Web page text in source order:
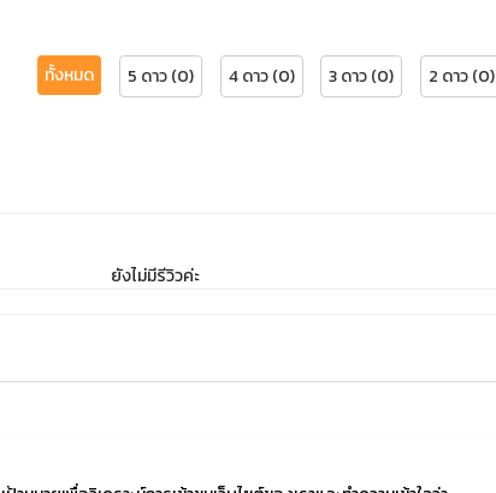
ทั้งหมด 5 ดาว (0) 4 ดาว (0) 3 ดาว (0) 2 ดาว (0)
ยังไม่มีรีวิวค่ะ